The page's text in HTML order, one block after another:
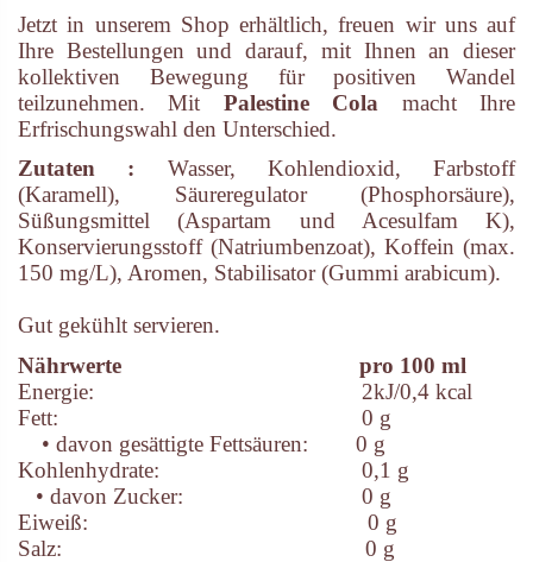
Jetzt in unserem Shop erhältlich, freuen wir uns auf
Ihre Bestellungen und darauf, mit Ihnen an dieser
kollektiven Bewegung für positiven Wandel
teilzunehmen. Mit Palestine Cola macht Ihre
Erfrischungswahl den Unterschied.
Zutaten :
Wasser, Kohlendioxid, Farbstoff
(Karamell), Säureregulator (Phosphorsäure),
Süßungsmittel (Aspartam und Acesulfam K),
Konservierungsstoff (Natriumbenzoat), Koffein (max.
150 mg/L), Aromen, Stabilisator (Gummi arabicum).
Gut gekühlt servieren.
Nährwerte
pro 100 ml
Energie:
2kJ/0,4 kcal
Fett:
0 g
• davon gesättigte Fettsäuren:
0 g
Kohlenhydrate:
0,1 g
• davon Zucker:
0 g
Eiweiß:
0 g
Salz:
0 g